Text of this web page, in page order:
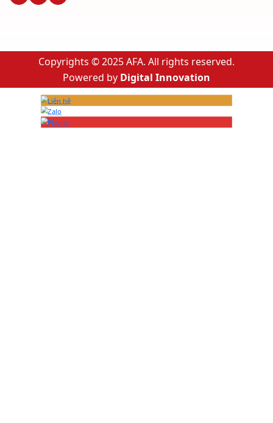
Copyrights © 2025 AFA. All rights reserved.
Powered by Digital Innovation